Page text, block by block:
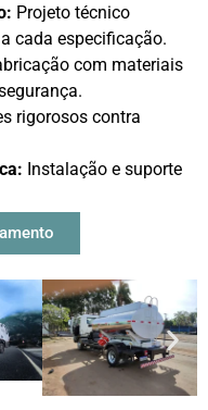
Projeto técnico
cada especificação.
com materiais
rigorosos contra
Instalação e suporte